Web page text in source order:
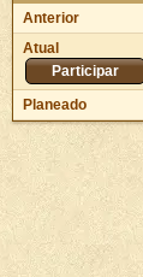
Anterior
Atual
Participar
Planeado